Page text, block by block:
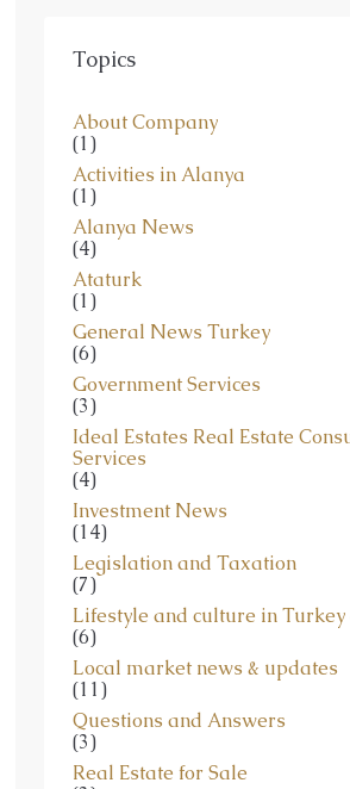
(1)
Activities in Alanya
(1)
Alanya News
(4)
Ataturk
(1)
General News Turkey
(6)
Government Services
(3)
Ideal Estates Real Estate
Services
(4)
Investment News
(14)
Legislation and Taxation
(7)
Lifestyle and culture in Turkey
(6)
Local market news & updates
(11)
Questions and Answers
(3)
Real Estate for Sale
(3)